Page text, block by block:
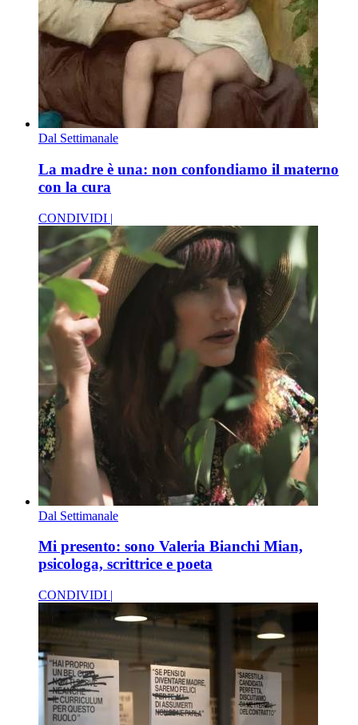
Dal Settimanale
La madre è una: non confondiamo il materno
con la cura
CONDIVIDI |
Dal Settimanale
Mi presento: sono Valeria Bianchi Mian,
psicologa, scrittrice e poeta
CONDIVIDI |